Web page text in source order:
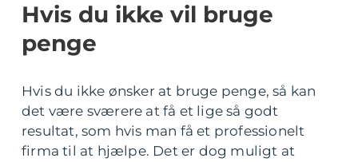
Hvis du ikke vil bruge
penge
Hvis du ikke ønsker at bruge penge, så kan
det være sværere at få et lige så godt
resultat, som hvis man få et professionelt
firma til at hjælpe. Det er dog muligt at